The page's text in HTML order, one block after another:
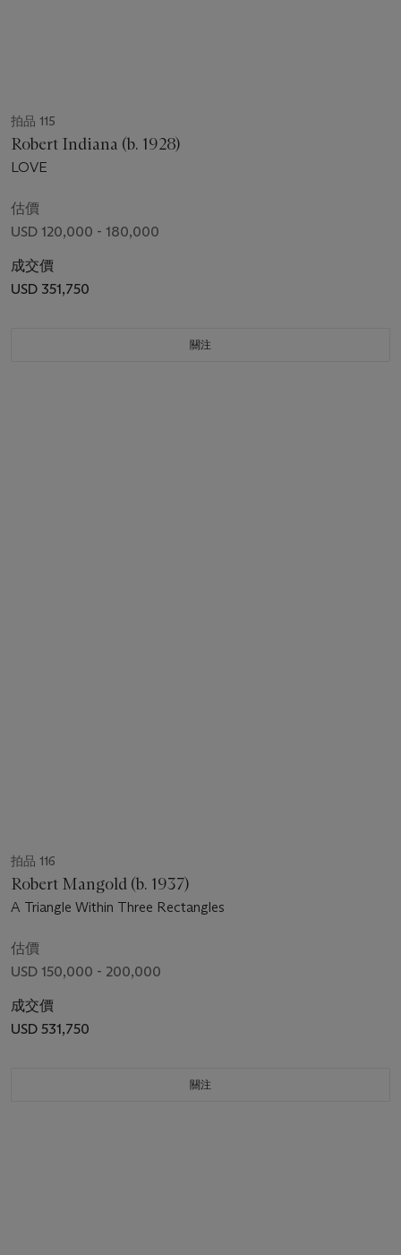
拍品 115
Robert Indiana (b. 1928)
LOVE
估價
USD 120,000 - 180,000
成交價
USD 351,750
關注
拍品 116
Robert Mangold (b. 1937)
A Triangle Within Three Rectangles
估價
USD 150,000 - 200,000
成交價
USD 531,750
關注